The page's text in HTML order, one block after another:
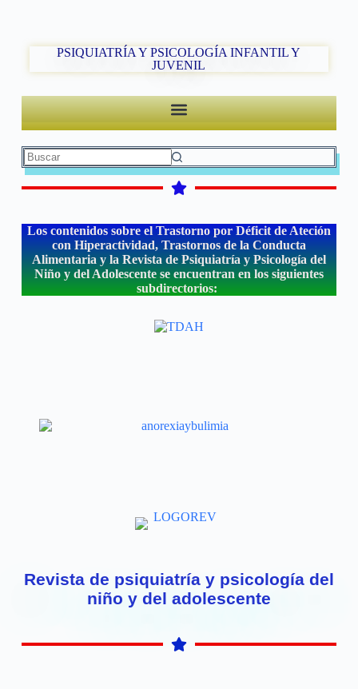
PSIQUIATRÍA Y PSICOLOGÍA INFANTIL Y
JUVENIL
Los contenidos sobre el Trastorno por Déficit de Ateción
con Hiperactividad, Trastornos de la Conducta
Alimentaria y la Revista de Psiquiatría y Psicología del
Niño y del Adolescente se encuentran en los siguientes
subdirectorios:
Revista de psiquiatría y psicología del
niño y del adolescente